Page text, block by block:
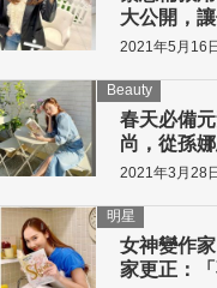
大公開，
2021年5月16
春天必備
尚，從孫
Beauty
2021年3月28
女神變作
家更正：
明星